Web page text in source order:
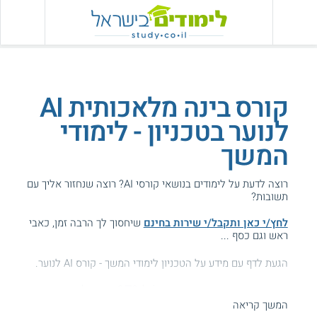
קורס בינה מלאכותית AI
לנוער בטכניון - לימודי
המשך
רוצה לדעת על לימודים בנושאי קורסי AI? רוצה שנחזור אליך עם
תשובות?
לחץ/י כאן ותקבל/י שירות בחינם שיחסוך לך הרבה זמן, כאבי
ראש וגם כסף ...
הגעת לדף עם מידע על הטכניון לימודי המשך - קורס AI לנוער.
עזרנו גם לך? דרג אותנו:המשך קריאה